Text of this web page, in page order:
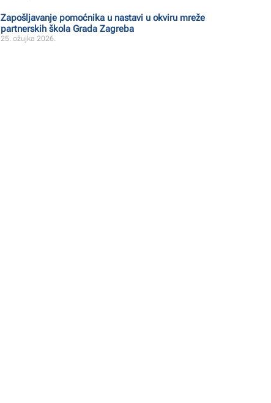
Zapošljavanje pomoćnika u nastavi u okviru mreže
partnerskih škola Grada Zagreba
25. ožujka 2026.